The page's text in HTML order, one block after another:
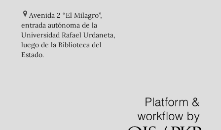
Avenida 2 “El Milagro”,
entrada autónoma de la
Universidad Rafael Urdaneta,
luego de la Biblioteca del
Estado.